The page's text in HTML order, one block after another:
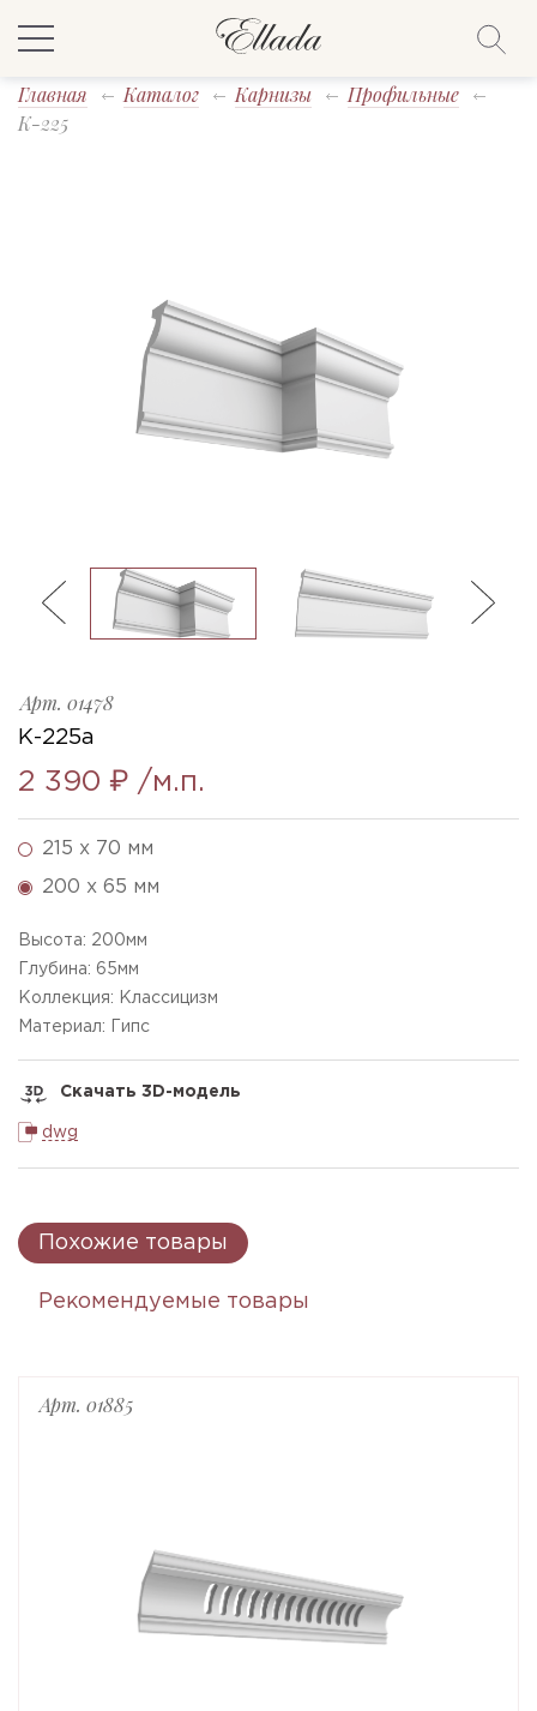
Главная Каталог Карнизы
Профильные
K-225
Арт. 01478
К-225а
2 390 ₽ /м.п.
215 x 70 мм
200 x 65 мм
Высота: 200мм
Глубина: 65мм
Коллекция: Классицизм
Материал: Гипс
Скачать 3D-модель
dwg
Похожие товары
Рекомендуемые товары
Арт. 01885